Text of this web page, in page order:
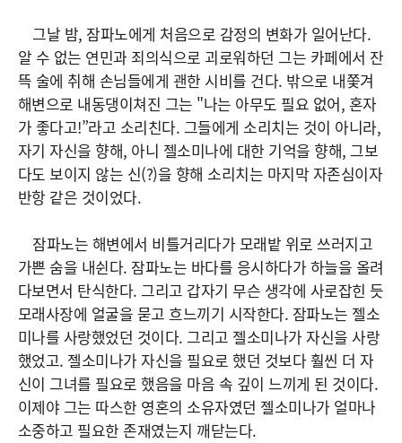
그날 밤, 잠파노에게 처음으로 감정의 변화가 일어난다.
알 수 없는 연민과 죄의식으로 괴로워하던 그는 카페에서 잔
뜩 술에 취해 손님들에게 괜한 시비를 건다. 밖으로 내쫓겨
해변으로 내동댕이쳐진 그는 "나는 아무도 필요 없어, 혼자
가 좋다고!”라고 소리친다. 그들에게 소리치는 것이 아니라,
자기 자신을 향해, 아니 젤소미나에 대한 기억을 향해, 그보
다도 보이지 않는 신(?)을 향해 소리치는 마지막 자존심이자
반항 같은 것이었다.
잠파노는 해변에서 비틀거리다가 모래밭 위로 쓰러지고
가쁜 숨을 내쉰다. 잠파노는 바다를 응시하다가 하늘을 올려
다보면서 탄식한다. 그리고 갑자기 무슨 생각에 사로잡힌 듯
모래사장에 얼굴을 묻고 흐느끼기 시작한다. 잠파노는 젤소
미나를 사랑했었던 것이다. 그리고 젤소미나가 자신을 사랑
했었고. 젤소미나가 자신을 필요로 했던 것보다 훨씬 더 자
신이 그녀를 필요로 했음을 마음 속 깊이 느끼게 된 것이다.
이제야 그는 따스한 영혼의 소유자였던 젤소미나가 얼마나
소중하고 필요한 존재였는지 깨닫는다.